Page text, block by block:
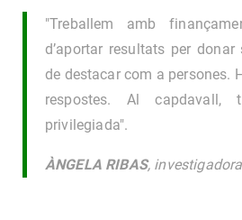
"Treballem amb
d’aportar resultats per
de destacar com a persones.
respostes. Al capdavall,
privilegiada".
ÀNGELA RIBAS,